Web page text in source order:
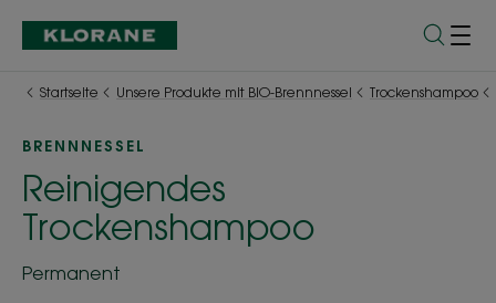
Startseite Unsere Produkte mit BIO-Brennnessel Trockenshampoo
BRENNNESSEL
Reinigendes
Trockenshampoo
Permanent